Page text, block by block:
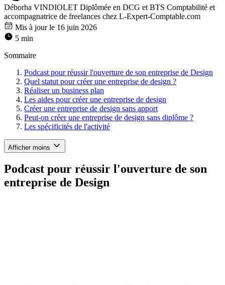
Déborha VINDIOLET Diplômée en DCG et BTS Comptabilité et
accompagnatrice de freelances chez L-Expert-Comptable.com
Mis à jour le 16 juin 2026
5 min
Sommaire
Podcast pour réussir l'ouverture de son entreprise de Design
Quel statut pour créer une entreprise de design ?
Réaliser un business plan
Les aides pour créer une entreprise de design
Créer une entreprise de design sans apport
Peut-on créer une entreprise de design sans diplôme ?
Les spécificités de l'activité
Afficher moins
Podcast pour réussir l'ouverture de son
entreprise de Design